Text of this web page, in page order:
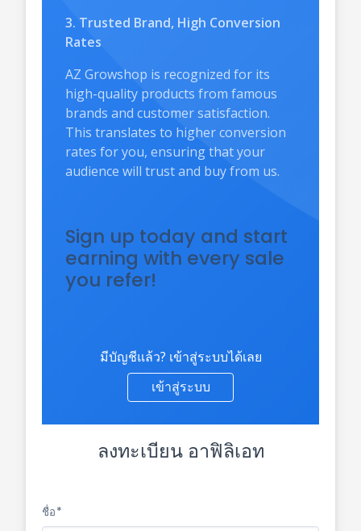
3. Trusted Brand, High Conversion
Rates
AZ Growshop is recognized for its
high-quality products from famous
brands and customer satisfaction.
This translates to higher conversion
rates for you, ensuring that your
audience will trust and buy from us.
Sign up today and start
earning with every sale
you refer!
มีบัญชีแล้ว? เข้าสู่ระบบได้เลย
เข้าสู่ระบบ
ลงทะเบียน อาฟิลิเอท
ชื่อ*